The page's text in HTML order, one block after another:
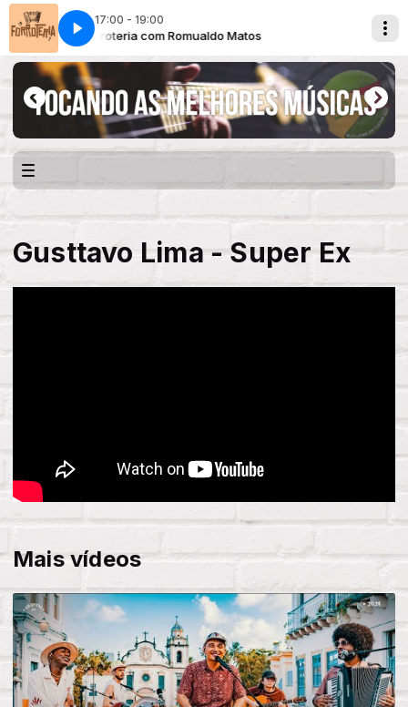
17:00 - 19:00
Forroteria com Romualdo Matos
Gusttavo Lima - Super Ex
Mais vídeos